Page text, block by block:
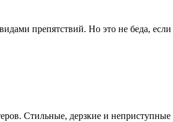
препятствий. Но это не беда, если
Стильные, дерзкие и